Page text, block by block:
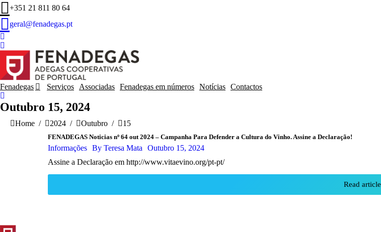
+351 21 811 80 64
geral@fenadegas.pt
Fenadegas Serviços Associadas Fenadegas em números Notícias Contactos
Outubro 15, 2024
You are here:
Home 2024 Outubro 15
FENADEGAS Noticias nº 64 out 2024 – Campanha Para Defender a Cultura do Vinho. Assine a Declaração!
Informações By Teresa Mata
Outubro 15, 2024
Assine a Declaração em http://www.vitaevino.org/pt-pt/
Read article